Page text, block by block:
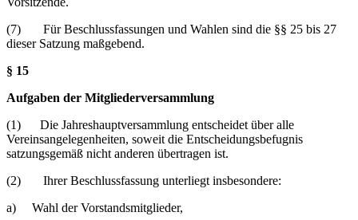
(7) Für Beschlussfassungen und Wahlen sind die §§ 25 bis 27
dieser Satzung maßgebend.
§ 15
Aufgaben der Mitgliederversammlung
(1) Die Jahreshauptversammlung entscheidet über alle
Vereinsangelegenheiten, soweit die Entscheidungsbefugnis
satzungsgemäß nicht anderen übertragen ist.
(2) Ihrer Beschlussfassung unterliegt insbesondere:
a) Wahl der Vorstandsmitglieder,